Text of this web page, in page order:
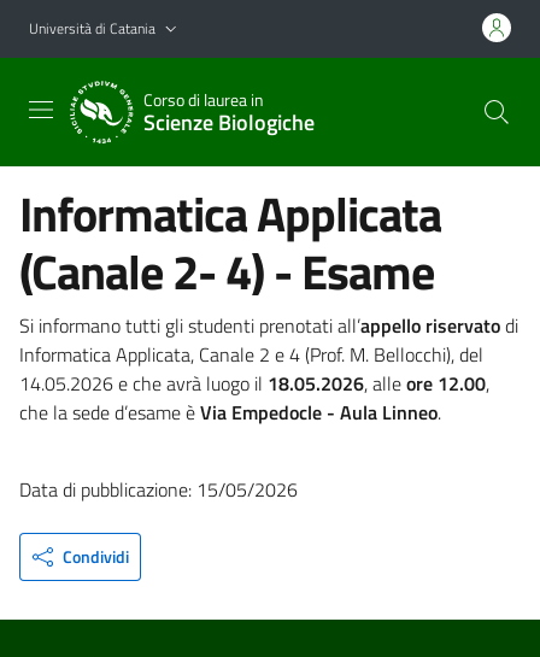
Vai al contenuto principale
Vai al menu di navigazione
Università di Catania
Corso di laurea in
Scienze Biologiche
Informatica Applicata
(Canale 2- 4) - Esame
Si informano tutti gli studenti prenotati all’appello riservatodi
Informatica Applicata, Canale 2 e 4 (Prof. M. Bellocchi), del
14.05.2026 e che avrà luogo il 18.05.2026, alleore 12.00,
che la sede d’esame èVia Empedocle - Aula Linneo.
Data di pubblicazione: 15/05/2026
Condividi